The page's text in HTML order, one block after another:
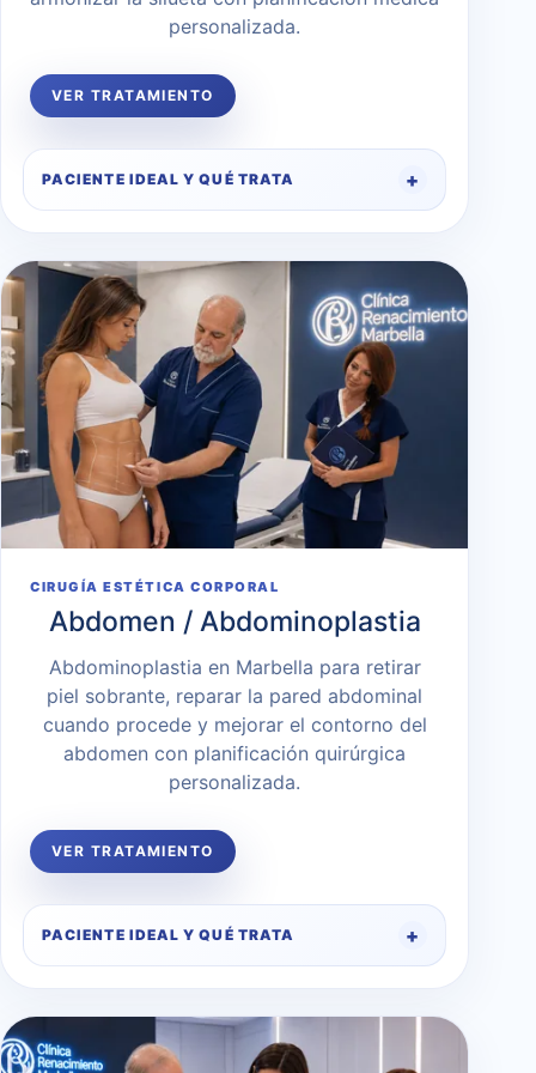
personalizada.
VER TRATAMIENTO
PACIENTE IDEAL Y QUÉ TRATA
CIRUGÍA ESTÉTICA CORPORAL
Abdomen / Abdominoplastia
Abdominoplastia en Marbella para retirar
piel sobrante, reparar la pared abdominal
cuando procede y mejorar el contorno del
abdomen con planificación quirúrgica
personalizada.
VER TRATAMIENTO
PACIENTE IDEAL Y QUÉ TRATA